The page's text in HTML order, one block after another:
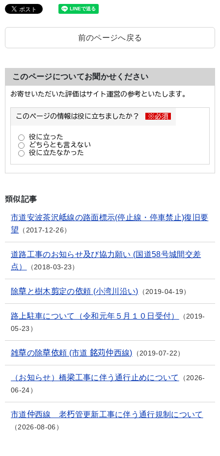
前のページへ戻る
このページについてお聞かせください
類似記事
市道安波茶沢岻線の路面標示(停止線・停車禁止)復旧要
望
2017-12-26
道路工事のお知らせ及び協力願い (国道58号城間交差
点）
2018-03-23
除草と樹木剪定の依頼 (小湾川沿い) 2019-04-19
路上駐車について（令和元年５月１０日受付）
2019-
05-23
雑草の除草依頼 (市道 銘苅仲西線) 2019-07-22
（お知らせ）橋梁工事に伴う通行止めについて
2026-
06-24
市道仲西線 老朽管更新工事に伴う通行規制について
2026-08-06